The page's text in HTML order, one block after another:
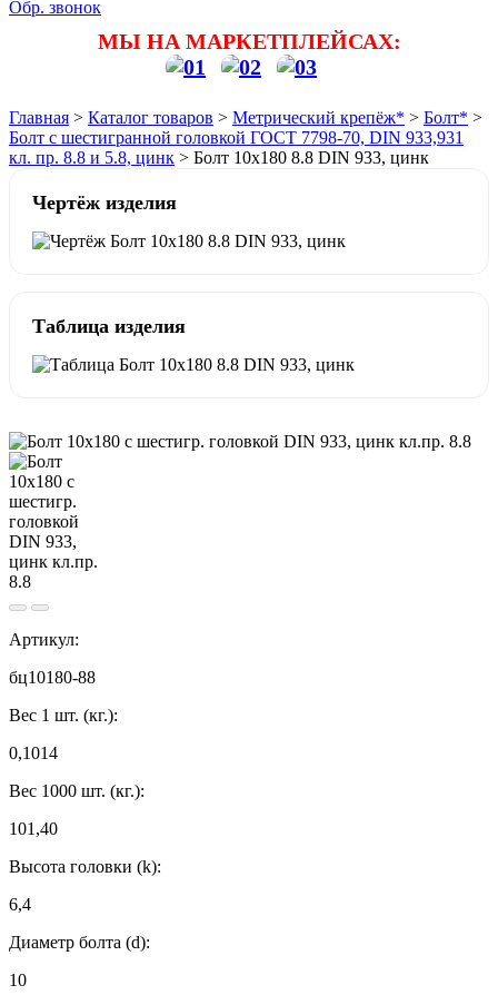
Обр. звонок
МЫ НА МАРКЕТПЛЕЙСАХ:
Главная > Каталог товаров > Метрический крепёж* > Болт* >
Болт с шестигранной головкой ГОСТ 7798-70, DIN 933,931
кл. пр. 8.8 и 5.8, цинк > Болт 10х180 8.8 DIN 933, цинк
Чертёж изделия
Таблица изделия
Артикул:
бц10180-88
Вес 1 шт. (кг.):
0,1014
Вес 1000 шт. (кг.):
101,40
Высота головки (k):
6,4
Диаметр болта (d):
10